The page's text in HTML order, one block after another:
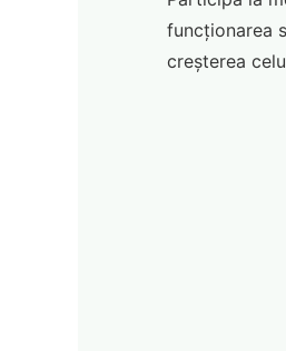
funcționarea
creșterea